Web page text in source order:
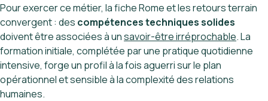
Pour exercer ce métier, la fiche Rome et les retours terrain
convergent : des compétences techniques solides
doivent être associées à unsavoir-être irréprochable. La
formation initiale, complétée par une pratique quotidienne
intensive, forge un profil à la fois aguerri sur le plan
opérationnel et sensible à la complexité des relations
humaines.